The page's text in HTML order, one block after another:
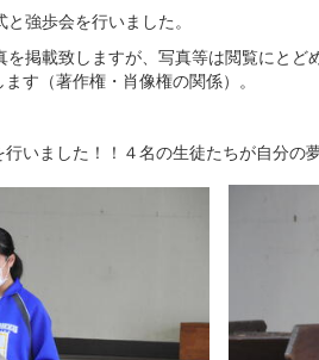
強歩会を行いました。
掲載致しますが、写真等は閲覧にと
す（著作権・肖像権の関係）。
いました！！４名の生徒たちが自分の